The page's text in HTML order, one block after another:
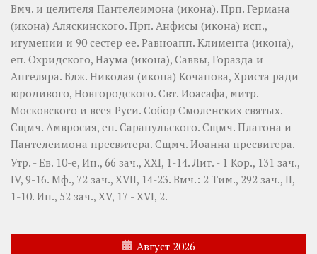
Вмч. и целителя Пантелеимона (икона). Прп. Германа
(икона) Аляскинского. Прп. Анфисы (икона) исп.,
игумении и 90 сестер ее. Равноапп. Климента (икона),
еп. Охридского, Наума (икона), Саввы, Горазда и
Ангеляра. Блж. Николая (икона) Кочанова, Христа ради
юродивого, Новгородского. Свт. Иоасафа, митр.
Московского и всея Руси. Собор Смоленских святых.
Сщмч. Амвросия, еп. Сарапульского. Сщмч. Платона и
Пантелеимона пресвитера. Сщмч. Иоанна пресвитера.
Утр. - Ев. 10-е, Ин., 66 зач., XXI, 1-14.Лит. - 1 Кор., 131 зач.,
IV, 9-16. Мф., 72 зач., XVII, 14-23. Вмч.: 2 Тим., 292 зач., II,
1-10. Ин., 52 зач., XV, 17 - XVI, 2.
Август 2026